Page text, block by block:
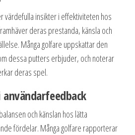
värdefulla insikter i effektiviteten hos
deras prestanda, känsla och
Många golfare uppskattar den
dessa putters erbjuder, och noterar
deras spel.
och känslan hos lätta
fördelar. Många golfare rapporterar